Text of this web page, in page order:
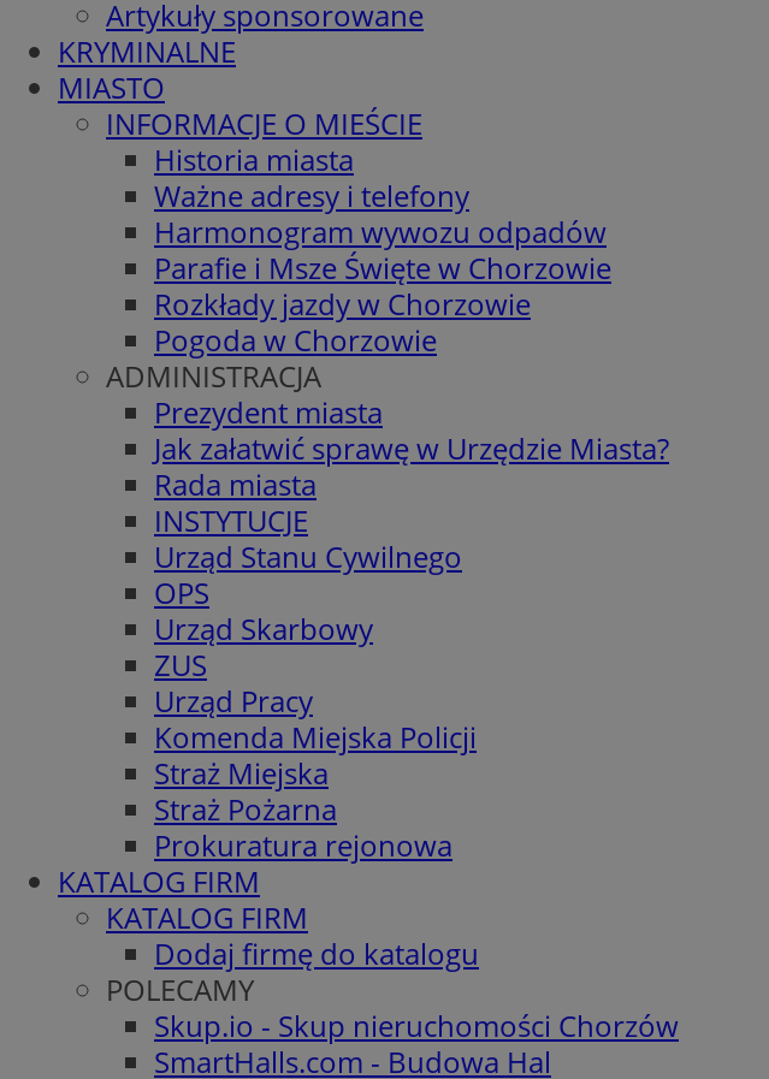
Artykuły sponsorowane
KRYMINALNE
MIASTO
INFORMACJE O MIEŚCIE
Historia miasta
Ważne adresy i telefony
Harmonogram wywozu odpadów
Parafie i Msze Święte w Chorzowie
Rozkłady jazdy w Chorzowie
Pogoda w Chorzowie
ADMINISTRACJA
Prezydent miasta
Jak załatwić sprawę w Urzędzie Miasta?
Rada miasta
INSTYTUCJE
Urząd Stanu Cywilnego
OPS
Urząd Skarbowy
ZUS
Urząd Pracy
Komenda Miejska Policji
Straż Miejska
Straż Pożarna
Prokuratura rejonowa
KATALOG FIRM
KATALOG FIRM
Dodaj firmę do katalogu
POLECAMY
Skup.io - Skup nieruchomości Chorzów
SmartHalls.com - Budowa Hal